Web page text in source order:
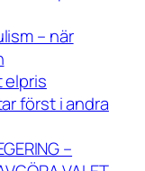
– när
elpris
först i andra
–